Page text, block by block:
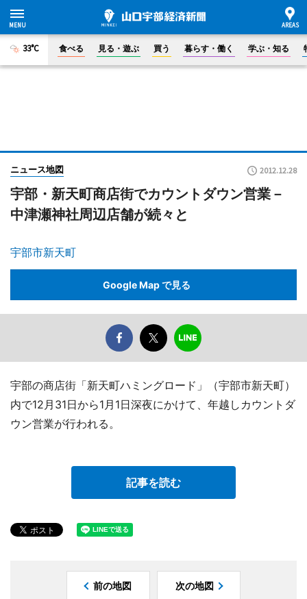
33°C 食べる 見る・遊ぶ 買う 暮らす・働く 学ぶ・知る
ニュース地図 2012.12.28
宇部・新天町商店街でカウントダウン営業－
中津瀬神社周辺店舗が続々と
宇部市新天町
Google Map で見る
宇部の商店街「新天町ハミングロード」（宇部市新天町）
内で12月31日から1月1日深夜にかけて、年越しカウントダ
ウン営業が行われる。
記事を読む
前の地図 次の地図